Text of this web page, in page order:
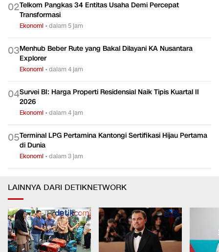
02Telkom Pangkas 34 Entitas Usaha Demi Percepat
Transformasi
Ekonomi •dalam 5 jam
03Menhub Beber Rute yang Bakal Dilayani KA Nusantara
Explorer
Ekonomi •dalam 4 jam
04Survei BI: Harga Properti Residensial Naik Tipis Kuartal II
2026
Ekonomi •dalam 4 jam
05Terminal LPG Pertamina Kantongi Sertifikasi Hijau Pertama
di Dunia
Ekonomi •dalam 3 jam
LAINNYA DARI DETIKNETWORK